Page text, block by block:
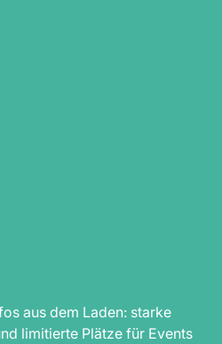
aus dem Laden: starke
limitierte Plätze für Events